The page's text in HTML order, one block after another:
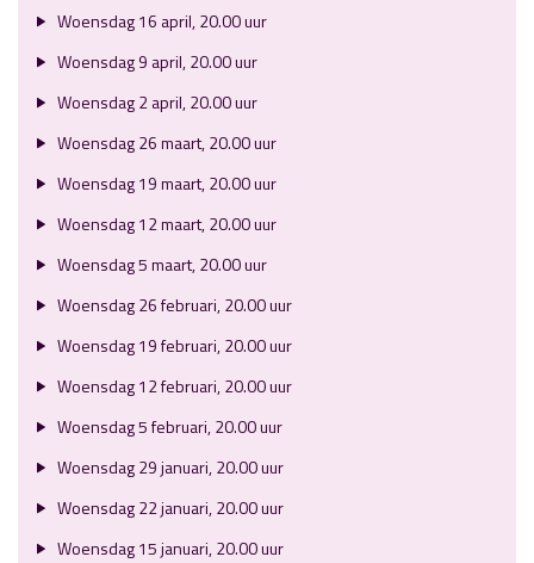
Woensdag 16 april, 20.00 uur
Woensdag 9 april, 20.00 uur
Woensdag 2 april, 20.00 uur
Woensdag 26 maart, 20.00 uur
Woensdag 19 maart, 20.00 uur
Woensdag 12 maart, 20.00 uur
Woensdag 5 maart, 20.00 uur
Woensdag 26 februari, 20.00 uur
Woensdag 19 februari, 20.00 uur
Woensdag 12 februari, 20.00 uur
Woensdag 5 februari, 20.00 uur
Woensdag 29 januari, 20.00 uur
Woensdag 22 januari, 20.00 uur
Woensdag 15 januari, 20.00 uur